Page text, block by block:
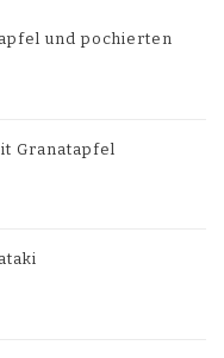
und pochierten
Granatapfel